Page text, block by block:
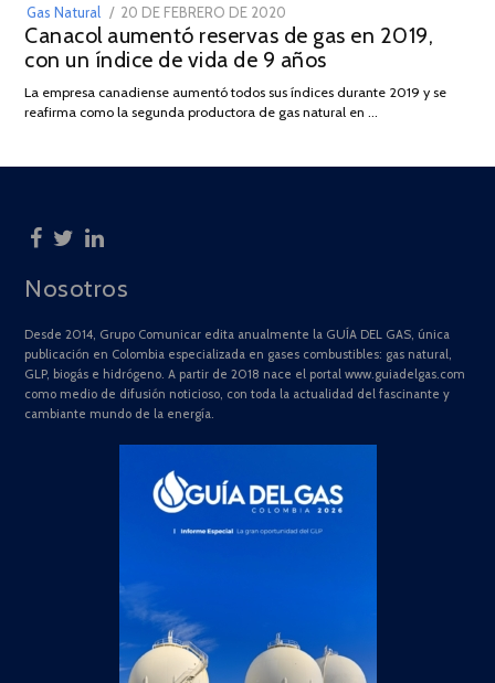
Gas Natural
POSTED
ON
20 DE FEBRERO DE 2020
DE
JULIO
2025
Canacol aumentó reservas de gas en 2019,
con un índice de vida de 9 años
La empresa canadiense aumentó todos sus índices durante 2019 y se
reafirma como la segunda productora de gas natural en …
Nosotros
Desde 2014, Grupo Comunicar edita anualmente la GUÍA DEL GAS, única
publicación en Colombia especializada en gases combustibles: gas natural,
GLP, biogás e hidrógeno. A partir de 2018 nace el portal www.guiadelgas.com
como medio de difusión noticioso, con toda la actualidad del fascinante y
cambiante mundo de la energía.